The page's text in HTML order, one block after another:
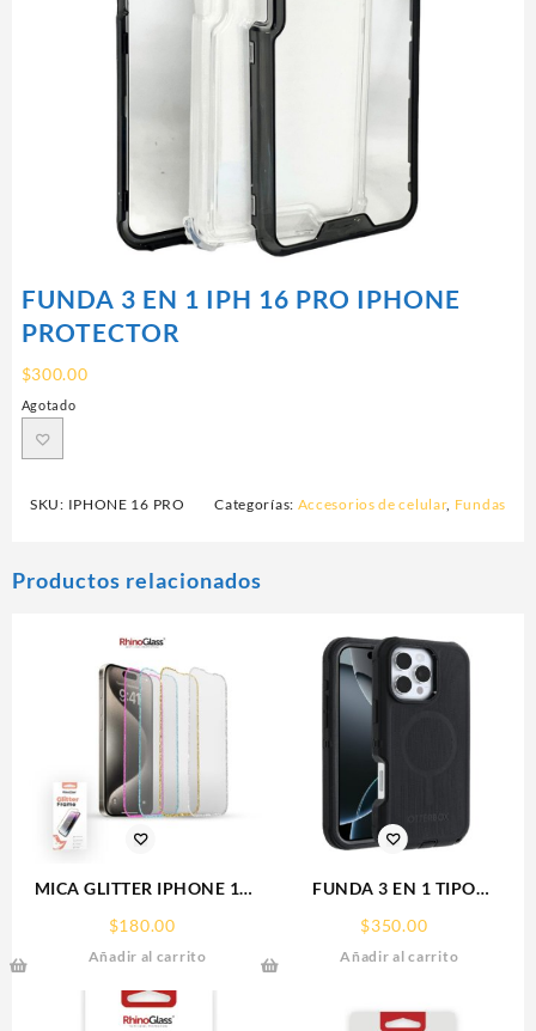
FUNDA 3 EN 1 IPH 16 PRO IPHONE
PROTECTOR
$300.00
Agotado
SKU: IPHONE 16 PRO Categorías: Accesorios de celular, Fundas
Productos relacionados
MICA GLITTER IPHONE 17
GLITTER FRAME
RHINOGLASS
$180.00
Añadir al carrito
FUNDA 3 EN 1 TIPO
S26 ULTRA SAMSUNG S26
ULTRA
$350.00
Añadir al carrito